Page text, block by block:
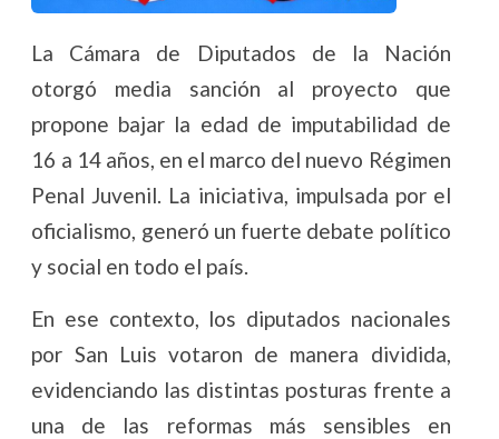
La Cámara de Diputados de la Nación
otorgó media sanción al proyecto que
propone bajar la edad de imputabilidad de
16 a 14 años, en el marco del nuevo Régimen
Penal Juvenil. La iniciativa, impulsada por el
oficialismo, generó un fuerte debate político
y social en todo el país.
En ese contexto, los diputados nacionales
por San Luis votaron de manera dividida,
evidenciando las distintas posturas frente a
una de las reformas más sensibles en